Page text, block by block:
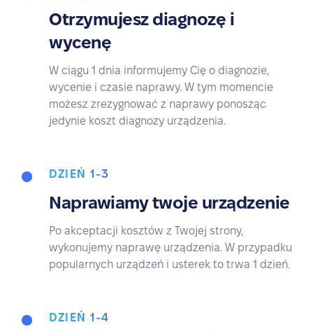
Otrzymujesz diagnozę i
wycenę
W ciągu 1 dnia informujemy Cię o diagnozie,
wycenie i czasie naprawy. W tym momencie
możesz zrezygnować z naprawy ponosząc
jedynie koszt diagnozy urządzenia.
DZIEŃ 1-3
Naprawiamy twoje urządzenie
Po akceptacji kosztów z Twojej strony,
wykonujemy naprawę urządzenia. W przypadku
popularnych urządzeń i usterek to trwa 1 dzień.
DZIEŃ 1-4